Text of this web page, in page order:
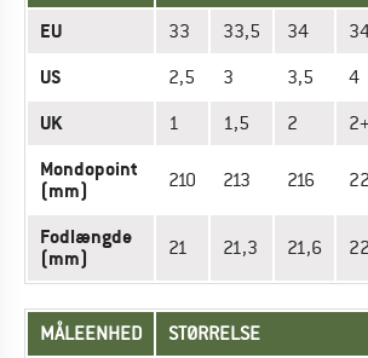
EU 33 33,5 34
US 2,5 3 3,5 4
UK 1 1,5 2
Mondopoint
(mm)
210 213 216
Fodlængde
(mm)
21 21,3 21,6 22
MÅLEENHED STØRRELSE